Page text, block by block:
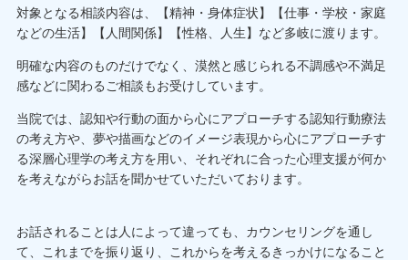
対象となる相談内容は、【精神・身体症状】【仕事・学校・家庭
などの生活】【人間関係】【性格、人生】など多岐に渡ります。
明確な内容のものだけでなく、漠然と感じられる不調感や不満足
感などに関わるご相談もお受けしています。
当院では、認知や行動の面から心にアプローチする認知行動療法
の考え方や、夢や描画などのイメージ表現から心にアプローチす
る深層心理学の考え方を用い、それぞれに合った心理支援が何か
を考えながらお話を聞かせていただいております。
お話されることは人によって違っても、カウンセリングを通し
て、これまでを振り返り、これからを考えるきっかけになること